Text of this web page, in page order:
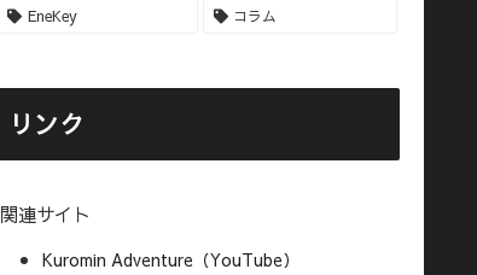
EneKey コラム
リンク
関連サイト
Kuromin Adventure（YouTube）